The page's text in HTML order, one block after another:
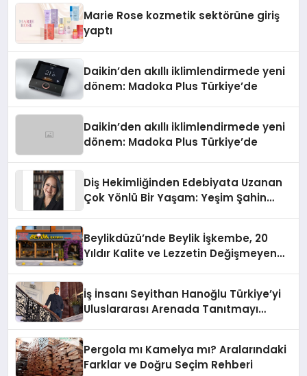
Marie Rose kozmetik sektörüne giriş
yaptı
Daikin’den akıllı iklimlendirmede yeni
dönem: Madoka Plus Türkiye’de
Daikin’den akıllı iklimlendirmede yeni
dönem: Madoka Plus Türkiye’de
Diş Hekimliğinden Edebiyata Uzanan
Çok Yönlü Bir Yaşam: Yeşim Şahin
Beylikdüzü’nde Beylik İşkembe, 20
Yıldır Kalite ve Lezzetin Değişmeyen
İş İnsanı Seyithan Hanoğlu Türkiye’yi
Uluslararası Arenada Tanıtmayı
Pergola mı Kamelya mı? Aralarındaki
Farklar ve Doğru Seçim Rehberi